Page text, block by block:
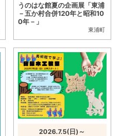
東浦町
うのはな館夏の企画展「東浦
－五か村合併120年と昭和10
0年－」
2026.7.5(日)～